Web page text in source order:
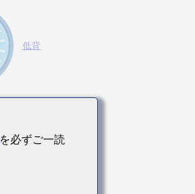
低背
を必ずご一読